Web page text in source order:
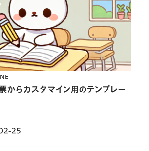
からカスタマイン用のテンプレー
25